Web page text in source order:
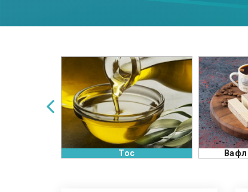
Вафли - Өрмөнцөр